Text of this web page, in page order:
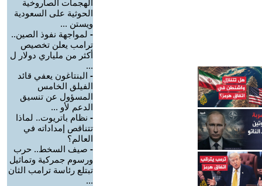
الهجمات الصاروخية
الحوثية على السعودية
ويستن ...
- لمواجهة نفوذ الصين..
ترامب يعلن تخصيص
أكثر من ملياري دولار ل
...
- البنتاغون يعفي قائد
الفيلق الخامس
المسؤول عن تنسيق
الدعم لأو ...
- نظام باتريوت.. لماذا
تتناقص إمداداته في
العالم؟
- صيف السخط.. حرب
ورسوم جمركية وتماثيل
تبتلع رئاسة ترامب الثان
...